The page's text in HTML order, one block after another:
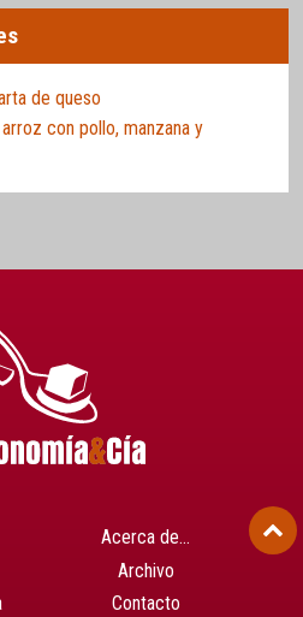
de queso
arroz con pollo, manzana y
Acerca de…
Archivo
Contacto